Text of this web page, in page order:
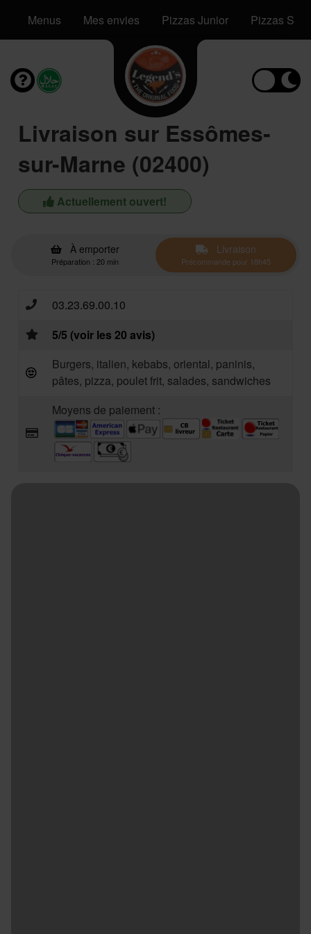
Menus Mes envies Pizzas Junior Pizzas
Livraison sur Essômes-
sur-Marne (02400)
Actuellement ouvert!
À emporter
Préparation : 20 min
Livraison
Précommande pour 18h45
03.23.69.00.10
5/5 (voir les 20 avis)
Burgers, italien, kebabs, oriental, paninis,
pâtes, pizza, poulet frit, salades, sandwiches
Moyens de paiement :